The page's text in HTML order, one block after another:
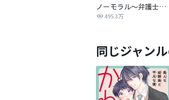
ノーモラル～弁護士の掟～
495.3万
同じジャン